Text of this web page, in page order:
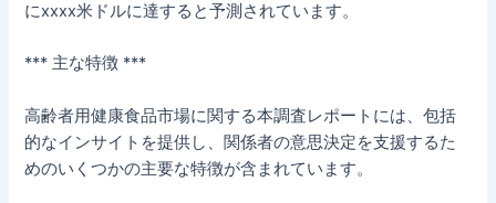
にxxxx米ドルに達すると予測されています。
*** 主な特徴 ***
高齢者用健康食品市場に関する本調査レポートには、包括
的なインサイトを提供し、関係者の意思決定を支援するた
めのいくつかの主要な特徴が含まれています。